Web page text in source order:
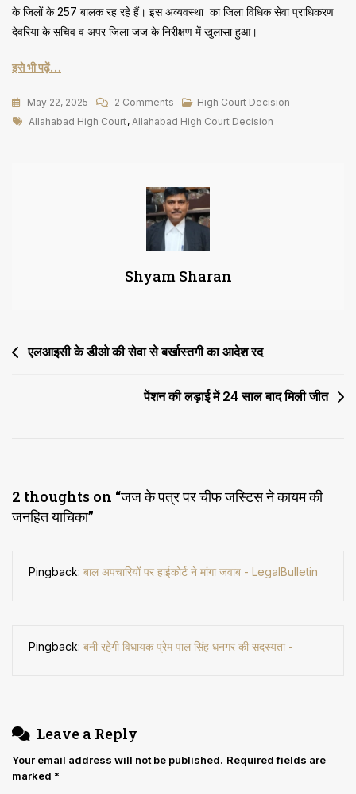
के जिलों के 257 बालक रह रहे हैं। इस अव्यवस्था का जिला विधिक सेवा प्राधिकरण
देवरिया के सचिव व अपर जिला जज के निरीक्षण में खुलासा हुआ।
इसे भी पढ़ें…
May 22, 2025 2 Comments On
जज
चीफ
जस्टिस
ने
कायम
की
High Court Decision
Tags
Allahabad High Court, Allahabad High Court Decision
Shyam Sharan
Post
एलआइसी के डीओ की सेवा से बर्खास्तगी का आदेश रद
पेंशन की लड़ाई में 24 साल बाद मिली जीत
2 thoughts on “जज के पत्र पर चीफ जस्टिस ने कायम की
जनहित याचिका”
Pingback: बाल अपचारियों पर हाईकोर्ट ने मांगा जवाब - LegalBulletin
Pingback: बनी रहेगी विधायक प्रेम पाल सिंह धनगर की सदस्यता -
Leave a Reply
Your email address will not be published. Required fields are
marked *